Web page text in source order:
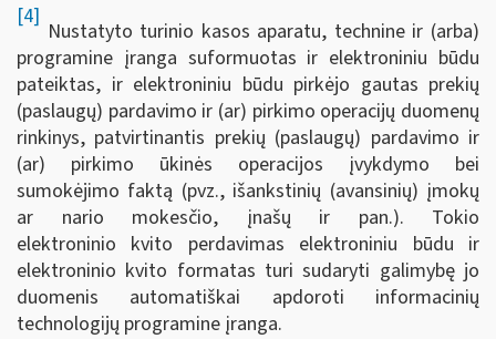
[4]
Nustatyto turinio kasos aparatu, technine ir (arba)
programine įranga suformuotas ir elektroniniu būdu
pateiktas, ir elektroniniu būdu pirkėjo gautas prekių
(paslaugų) pardavimo ir (ar) pirkimo operacijų duomenų
rinkinys, patvirtinantis prekių (paslaugų) pardavimo ir
(ar) pirkimo ūkinės operacijos įvykdymo bei
sumokėjimo faktą (pvz., išankstinių (avansinių) įmokų
ar nario mokesčio, įnašų ir pan.). Tokio
elektroninio kvito perdavimas elektroniniu būdu ir
elektroninio kvito formatas turi sudaryti galimybę jo
duomenis automatiškai apdoroti informacinių
technologijų programine įranga.